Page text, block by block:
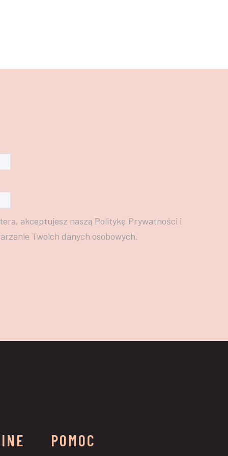
akceptujesz naszą Politykę Prywatności i
Twoich danych osobowych.
POMOC